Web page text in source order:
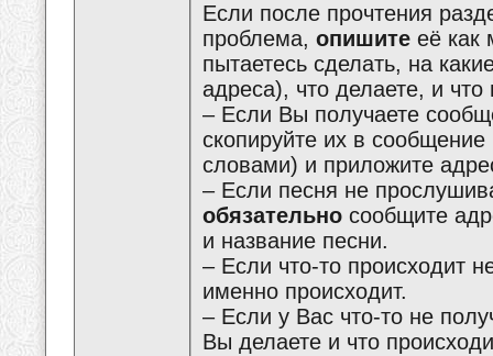
Если после прочтения
проблема, опишитееё как
пытаетесь сделать, на
адреса), что делаете, и
– Если Вы получаете
скопируйте их в
словами) и приложите
– Если песня не
обязательносообщите
и название песни.
– Если что-то происходит
именно происходит.
– Если у Вас что-то не
Вы делаете и что